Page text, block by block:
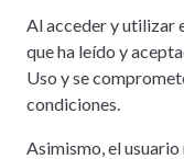
Al acceder y utilizar
que ha leído y
Uso y se
condiciones.
Asimismo, el